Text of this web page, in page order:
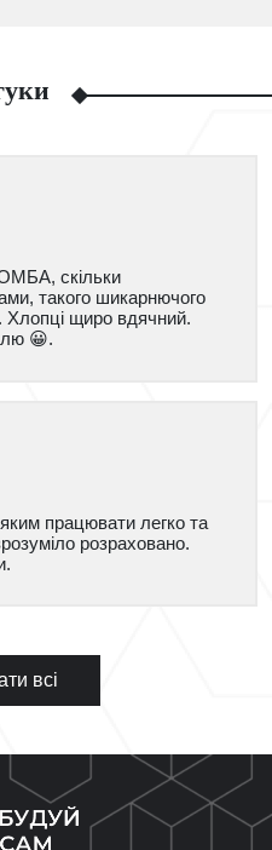
скільки
такого шикарнючого
Хлопці щиро вдячний.
😀.
працювати легко та
розраховано.
всі